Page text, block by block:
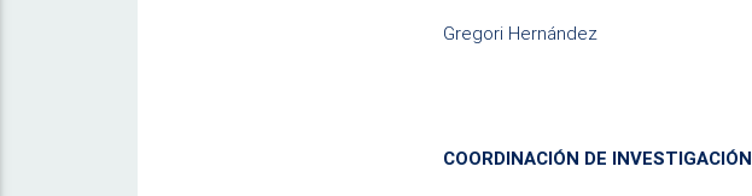
Gregori Hernández
COORDINACIÓN DE INVESTIGACIÓN